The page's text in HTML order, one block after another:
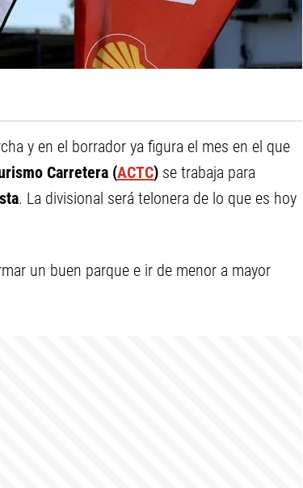
y en el borrador ya figura el mes en el que
Carretera (ACTC) se trabaja para
. La divisional será telonera de lo que es hoy
un buen parque e ir de menor a mayor